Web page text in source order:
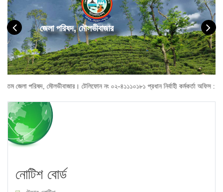
জেলা পরিষদ, মৌলভীবাজার
মৌলভীবাজার। টেলিফোন নং ০২-৪১১১০১৮১ প্রধান নির্বাহী কর্মকর্তা অফিস : ০২-
নোটিশ বোর্ড